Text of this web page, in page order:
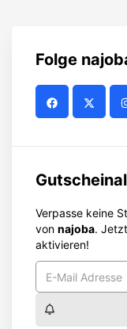
Folge
Verpasse keine
von najoba.
aktivieren!